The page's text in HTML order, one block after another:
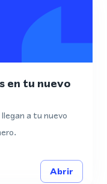
en tu nuevo
a tu nuevo
Abrir